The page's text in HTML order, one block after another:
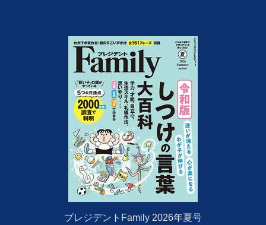
プレジデントFamily 2026年夏号